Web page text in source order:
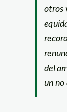
otros
del
un no